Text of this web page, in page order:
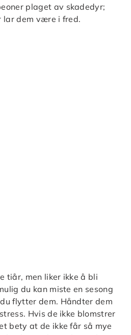
plaget av skadedyr;
lar dem være i fred.
tiår, men liker ikke å bli
du kan miste en sesong
flytter dem. Håndter dem
Hvis de ikke blomstrer
bety at de ikke får så mye